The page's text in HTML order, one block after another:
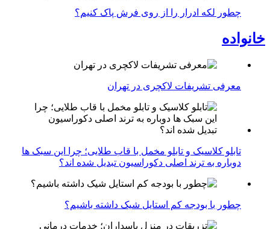
چطور لکه ادرار را از روی فرش پاک کنیم؟
خانواده
معرفی تشریفات لاکچری در تهران
تابلو کلاسیک و تابلو مخمل با قاب طلایی؛ چرا این سبک ها
دوباره به ترند اصلی دکوراسیون تبدیل شده اند؟
چطور با بودجه کم استایل شیک داشته باشیم؟